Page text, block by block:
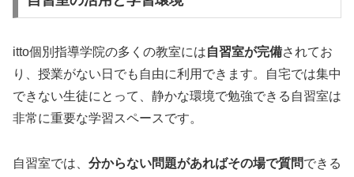
itto個別指導学院の多くの教室には自習室が完備されてお
り、授業がない日でも自由に利用できます。自宅では集中
できない生徒にとって、静かな環境で勉強できる自習室は
非常に重要な学習スペースです。
自習室では、 分からない問題があればその場で質問できる